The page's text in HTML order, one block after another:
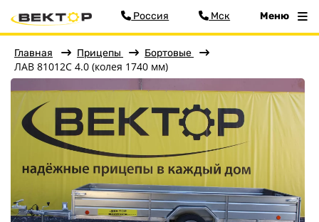
Меню
Фильтр
Россия Мск Меню
Главная Прицепы Бортовые
ЛАВ 81012С 4.0 (колея 1740 мм)